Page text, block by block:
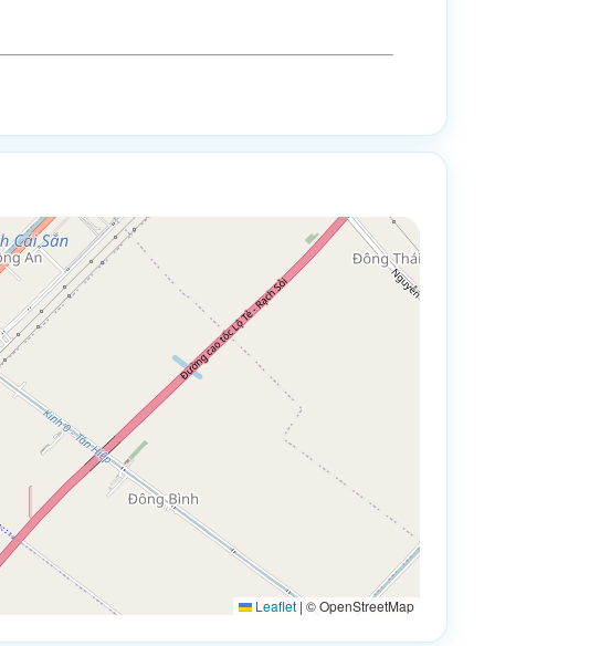
Leaflet | © OpenStreetMap